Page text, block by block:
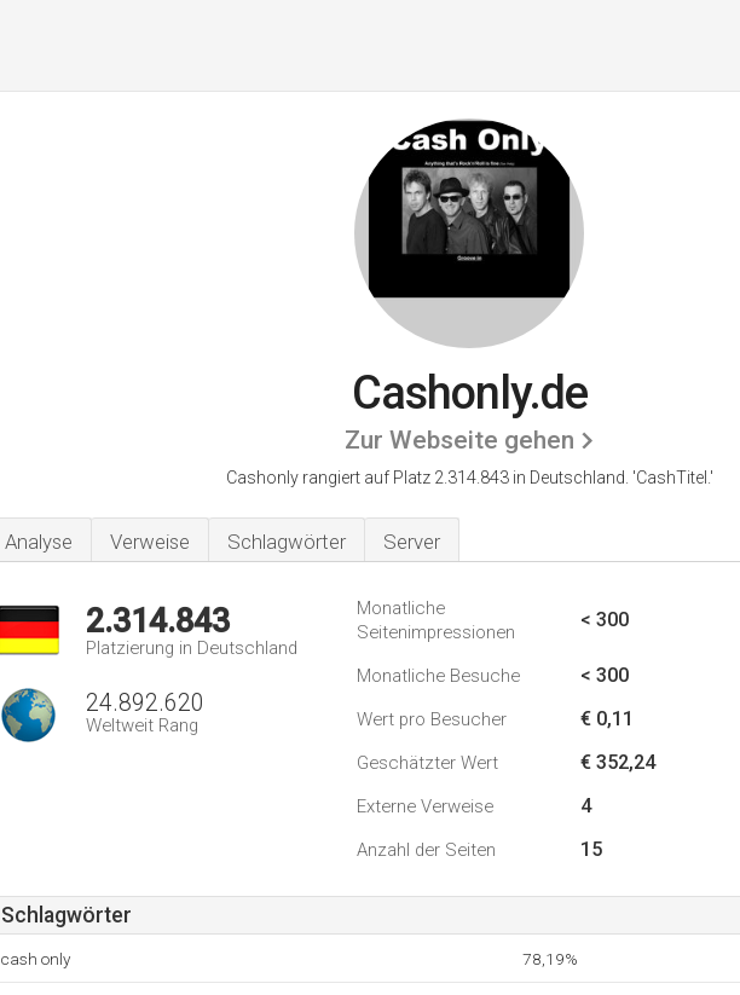
Cashonly.de
Zur Webseite gehen
Cashonly rangiert auf Platz 2.314.843 in Deutschland. 'CashTitel.'
Analyse Verweise Schlagwörter Server
2.314.843
Platzierung in Deutschland
24.892.620
Weltweit Rang
Monatliche
Seitenimpressionen
< 300
Monatliche Besuche < 300
Wert pro Besucher € 0,11
Geschätzter Wert € 352,24
Externe Verweise 4
Anzahl der Seiten 15
Schlagwörter
cash only 78,19%